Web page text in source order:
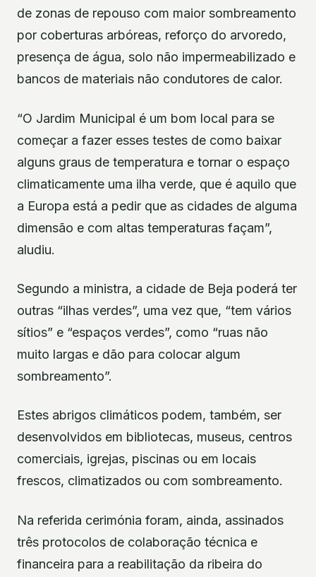
de zonas de repouso com maior sombreamento
por coberturas arbóreas, reforço do arvoredo,
presença de água, solo não impermeabilizado e
bancos de materiais não condutores de calor.
“O Jardim Municipal é um bom local para se
começar a fazer esses testes de como baixar
alguns graus de temperatura e tornar o espaço
climaticamente uma ilha verde, que é aquilo que
a Europa está a pedir que as cidades de alguma
dimensão e com altas temperaturas façam”,
aludiu.
Segundo a ministra, a cidade de Beja poderá ter
outras “ilhas verdes”, uma vez que, “tem vários
sítios” e “espaços verdes”, como “ruas não
muito largas e dão para colocar algum
sombreamento”.
Estes abrigos climáticos podem, também, ser
desenvolvidos em bibliotecas, museus, centros
comerciais, igrejas, piscinas ou em locais
frescos, climatizados ou com sombreamento.
Na referida cerimónia foram, ainda, assinados
três protocolos de colaboração técnica e
financeira para a reabilitação da ribeira do